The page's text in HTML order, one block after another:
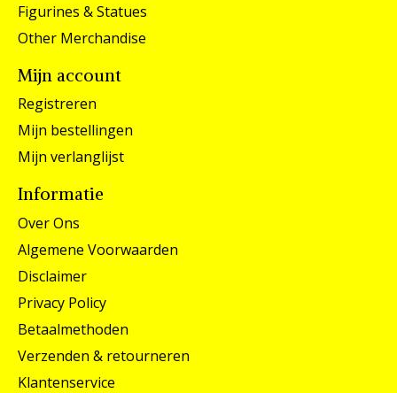
Figurines & Statues
Other Merchandise
Mijn account
Registreren
Mijn bestellingen
Mijn verlanglijst
Informatie
Over Ons
Algemene Voorwaarden
Disclaimer
Privacy Policy
Betaalmethoden
Verzenden & retourneren
Klantenservice